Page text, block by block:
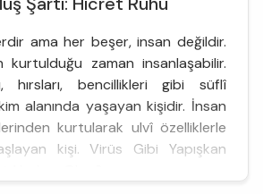
ama her beşer, insan değildir.
kurtulduğu zaman insanlaşabilir.
hırsları, bencillikleri gibi süflî
alanında yaşayan kişidir. İnsan
kurtularak ulvî özelliklerle
kişi. Virüs Gibi Yapışkan